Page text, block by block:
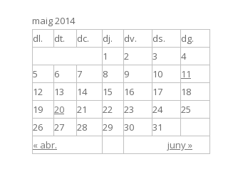
maig 2014
dl.
dt. dc. dj. dv. ds. dg.
« abr. juny »
1 2 3
4
5
6 7 8 9 10
11
12
13 14 15 16 17
18
19
20 21 22 23 24
25
26
27 28 29 30 31